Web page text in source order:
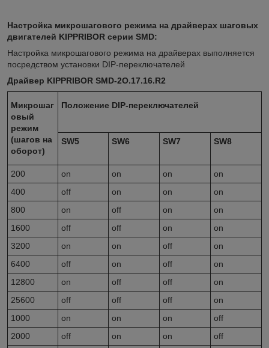
Настройка микрошагового режима на драйверах шаговых
двигателей KIPPRIBOR серии SMD:
Настройка микрошагового режима на драйверах выполняется
посредством установки DIP-переключателей
Драйвер KIPPRIBOR SMD-2O.17.16.R2
Микрошаг
овый
режим
(шагов на
оборот)
Положение DIP-переключателей
SW5 SW6 SW7 SW8
200 on on on
on
400
off on on
on
800
on off on
on
1600
off off on
on
3200
on on off
on
6400
off on off
on
12800
on off off
on
25600
off off off
on
1000
on on on
off
2000
off on on
off